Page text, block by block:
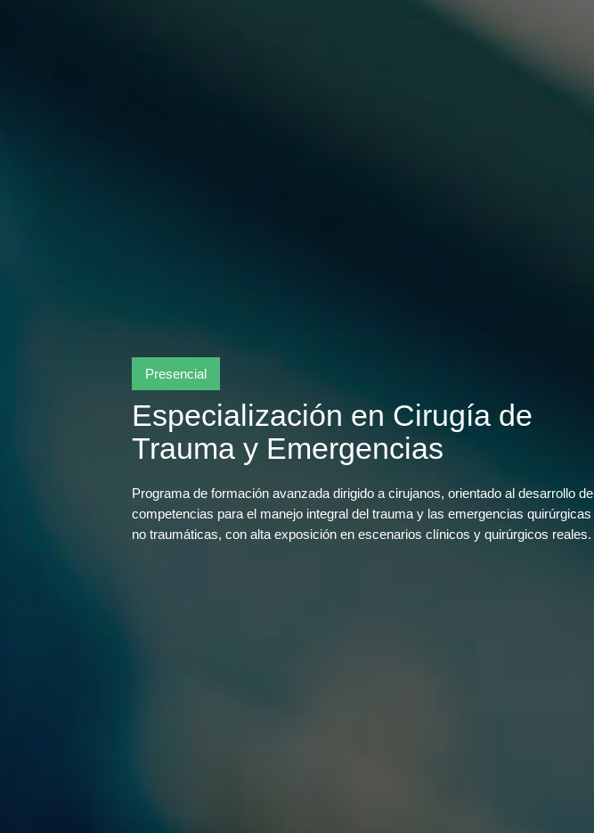
Presencial
Especialización en Cirugía de
Trauma y Emergencias
Programa de formación avanzada dirigido a cirujanos, orientado al desarrollo de
competencias para el manejo integral del trauma y las emergencias quirúrgicas
no traumáticas, con alta exposición en escenarios clínicos y quirúrgicos reales.